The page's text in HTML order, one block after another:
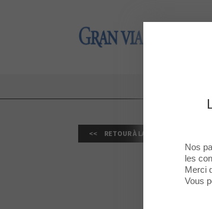
Gran Via 2
RETOUR À LA LISTE
Nos
les
Merci
Vous